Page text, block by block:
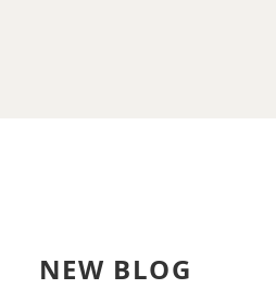
NEW BLOG